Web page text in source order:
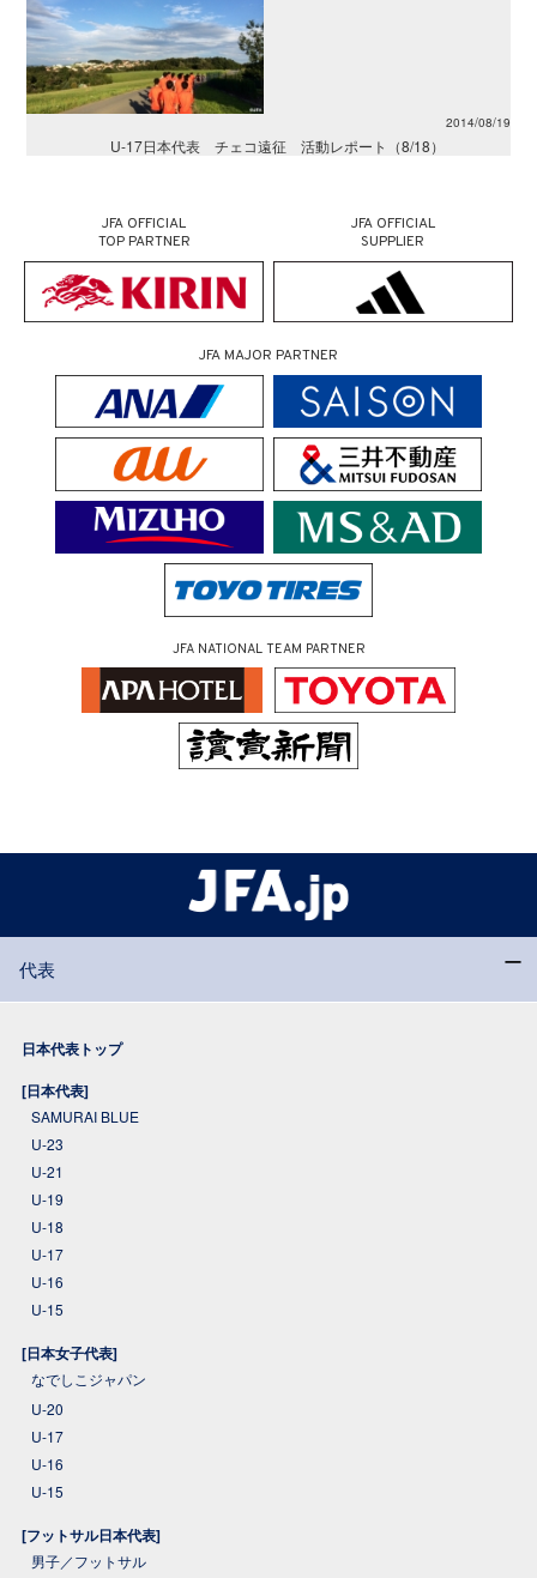
2014/08/19
U-17日本代表 チェコ遠征 活動レポート（8/18）
JFA OFFICIAL
TOP PARTNER
JFA OFFICIAL
SUPPLIER
JFA MAJOR PARTNER
JFA NATIONAL TEAM PARTNER
代表
日本代表トップ
[日本代表]
SAMURAI BLUE
U-23
U-21
U-19
U-18
U-17
U-16
U-15
[日本女子代表]
なでしこジャパン
U-20
U-17
U-16
U-15
[フットサル日本代表]
男子／フットサル